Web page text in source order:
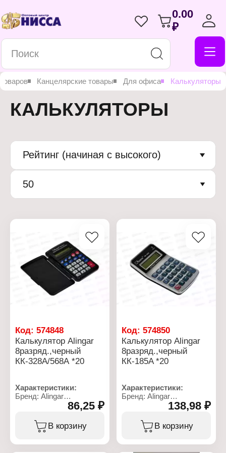
0.00
₽
Канцелярские товары Для офиса Калькуляторы
КАЛЬКУЛЯТОРЫ
Рейтинг (начиная с высокого)
50
Код: 574848
Калькулятор Alingar
8разряд.,черный
КК-328A/568А *20
Характеристики:
Бренд: Alingar
Артикул: AL6349
Тип товара: Калькулятор
Модель: KK-328A
Вид калькулятора:
86,25 ₽
В корзину
Код:574850
Калькулятор Alingar
8разряд.,черный
КК-185A *20
Характеристики:
Бренд: Alingar
Артикул: AL6331
Тип товара: Калькулятор
Модель: KK-185A
Вид калькулятора:
138,98 ₽
В корзину